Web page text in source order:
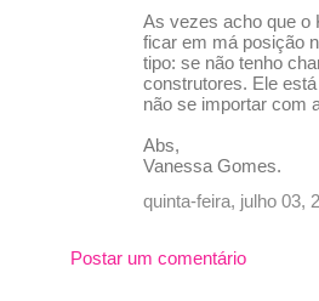
As vezes acho que o
ficar em má posição
tipo: se não tenho
construtores. Ele
não se importar com
Abs,
Vanessa Gomes.
quinta-feira, julho 03,
Postar um comentário